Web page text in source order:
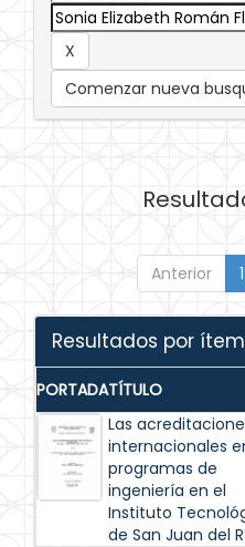
Comenzar nueva
Anterior 1
Resultados por
PORTADATÍTULO
Las
internacionales
programas de
ingeniería en el
Instituto
de San Juan del